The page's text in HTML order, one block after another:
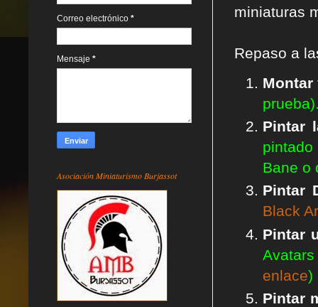
miniaturas
Repaso a
Pintar
Bane o
Pintar
Black
Pintar
enlace)
Pintar
Correo electrónico *
Mensaje *
Asociación Miniaturismo Burjassot